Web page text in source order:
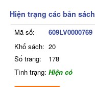
Hiện trạng các bản sách
Mã số:
609LV0000769
Khổ sách: 20
Số trang:
178
Tình trạng: Hiện có